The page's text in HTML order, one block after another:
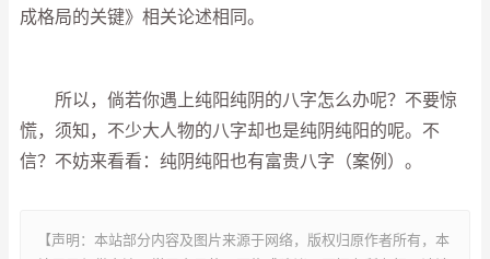
成格局的关键》相关论述相同。
所以，倘若你遇上纯阳纯阴的八字怎么办呢？不要惊
慌，须知，不少大人物的八字却也是纯阴纯阳的呢。不
信？不妨来看看：纯阴纯阳也有富贵八字（案例）。
【声明：本站部分内容及图片来源于网络，版权归原作者所有，本